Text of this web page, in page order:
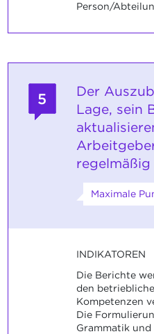
Person/
5
Der
Lage, sein
Maximale
INDIKATOREN
Die Berichte
den
Kompetenzen
Die
Grammatik